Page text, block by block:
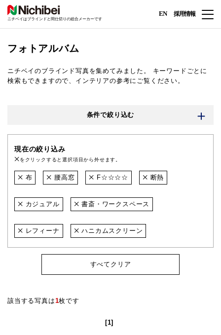
ニチベイはブラインドと間仕切りの総合メーカーです
EN 採用情報
フォトアルバム
ニチベイのブラインド写真を集めてみました。
キーワードごとに
検索もできますので、インテリアの参考にご覧ください。
条件で絞り込む
現在の絞り込み
をクリックすると選択項目から外せます。
布 腰高窓 F☆☆☆☆ 断熱
カジュアル 書斎・ワークスペース
レフィーナ ハニカムスクリーン
すべてクリア
該当する写真は1枚です
[1]